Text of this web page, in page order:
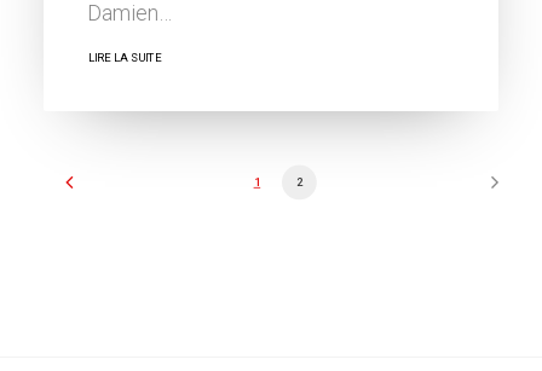
Damien…
LIRE LA SUITE
1 2